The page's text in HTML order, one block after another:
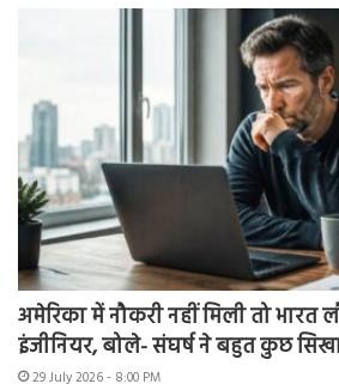
अमेरिका में नौकरी नहीं मिली तो भारत
इंजीनियर, बोले- संघर्ष ने बहुत कुछ
29 July 2026 - 8:00 PM